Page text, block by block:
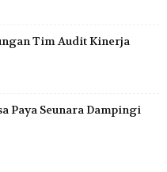
Tim Audit Kinerja
Paya Seunara Dampingi